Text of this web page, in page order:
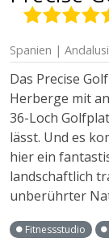
Spanien |
Das Precise
Herberge mit
36-Loch
lässt. Und es
hier ein
landschaftlich
unberührter
Fitnessstudio